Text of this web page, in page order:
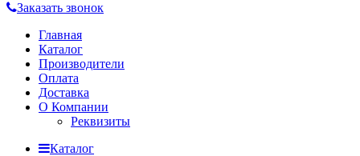
Заказать звонок
Главная
Каталог
Производители
Оплата
Доставка
О Компании
Реквизиты
Каталог